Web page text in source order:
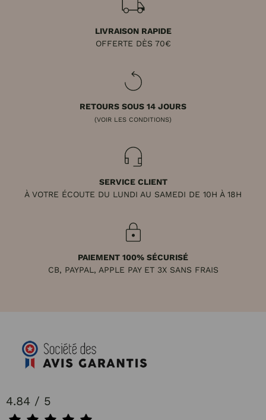
LIVRAISON RAPIDE
OFFERTE DÈS 70€
RETOURS SOUS 14 JOURS
(VOIR LES CONDITIONS)
SERVICE CLIENT
À VOTRE ÉCOUTE DU LUNDI AU SAMEDI DE 10H À 18H
PAIEMENT 100% SÉCURISÉ
CB, PAYPAL, APPLE PAY ET 3X SANS FRAIS
4.84 / 5